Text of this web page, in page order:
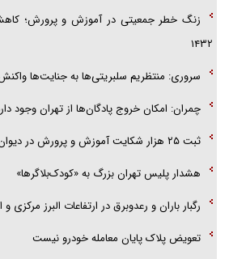
۱۴۳۲
سروری: منتظریم سلبریتی‌ها به جنایت‌ها
چمران: امکان خروج پادگان‌ها از تهران وجود
ثبت ۲۵ هزار شکایت آموزش و پرورش در دیوان عدالت
هشدار پلیس تهران بزرگ به «کودک‌بلاگرها»
رگبار باران و رعدوبرق در ارتفاعات البرز مرکزی و
تعویض پلاک پایان معامله خودرو نیست